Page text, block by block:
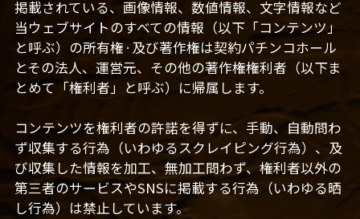
掲載されている、画像情報、数値情報、文字情報など
当ウェブサイトのすべての情報（以下「コンテンツ」
と呼ぶ）の所有権·及び著作権は契約パチンコホール
とその法人、運営元、その他の著作権権利者（以下ま
とめて「権利者」と呼ぶ）に帰属します。
コンテンツを権利者の許諾を得ずに、手動、自動問わ
ず収集する行為（いわゆるスクレイピング行為）、及
び収集した情報を加工、無加工問わず、権利者以外の
第三者のサービスやSNSに掲載する行為（いわゆる晒
し行為）は禁止しています。